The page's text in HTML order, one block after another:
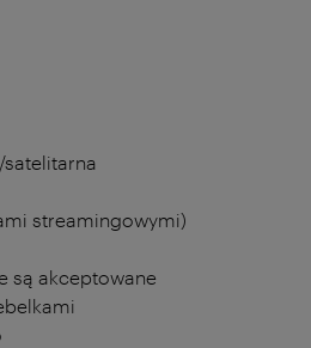
streamingowymi)
są akceptowane